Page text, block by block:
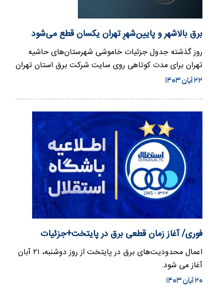
برق بالاشهر و پایین‌شهرِ تهران یکسان قطع می‌شود
روز گذشته جدول جزئیات خاموشی شهرستان‌های حاشیه
تهران برای مدت کوتاهی روی سایت شرکت برق استان تهران
قرار گرفت و سپس حذف …
۲۲ آبان ۱۴۰۳
فوری/ آغاز زمان قطعی برق در پایتخت+جزئیات
اعمال محدودیت‌های برق در پایتخت از روز دوشنبه، ۲۱ آبان
آغاز می شود.
۲۰ آبان ۱۴۰۳